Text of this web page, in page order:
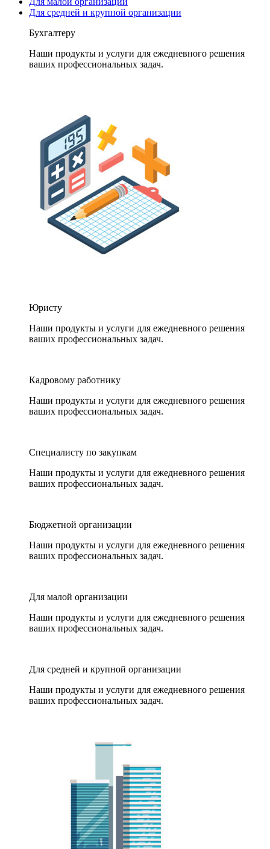
Для средней и крупной организации
Бухгалтеру
Наши продукты и услуги для ежедневного решения
ваших профессиональных задач.
Юристу
Наши продукты и услуги для ежедневного решения
ваших профессиональных задач.
Кадровому работнику
Наши продукты и услуги для ежедневного решения
ваших профессиональных задач.
Специалисту по закупкам
Наши продукты и услуги для ежедневного решения
ваших профессиональных задач.
Бюджетной организации
Наши продукты и услуги для ежедневного решения
ваших профессиональных задач.
Для малой организации
Наши продукты и услуги для ежедневного решения
ваших профессиональных задач.
Для средней и крупной организации
Наши продукты и услуги для ежедневного решения
ваших профессиональных задач.